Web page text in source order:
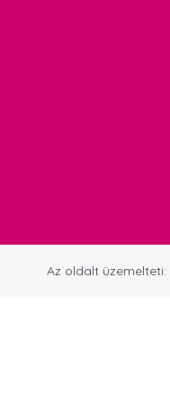
Az oldalt üzemelteti: